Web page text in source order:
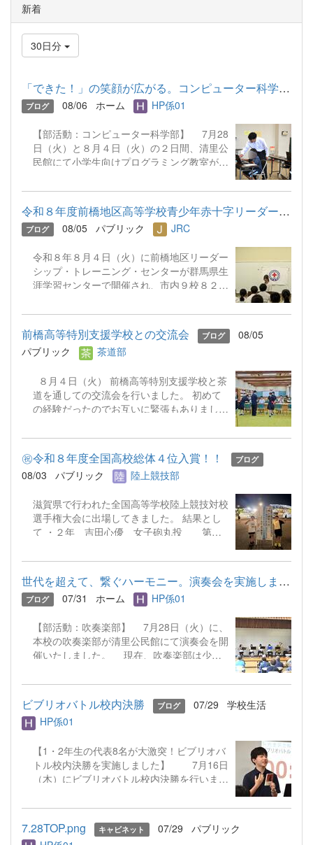
新着
30日分
「できた！」の笑顔が広がる。コンピューター科学部がサポートし...
ブログ 08/06 ホーム HP係01
【部活動：コンピューター科学部】 7月28
日（火）と８月４日（火）の２日間、清里公
民館にて小学生向けプログラミング教室が行
ちがボランティアスタッフとしてお手伝いを
してきました。 地区のパソコン指導者を
講師に、プログラミングソフトを使って簡単
なゲーム作りに挑戦。真剣な眼差しで取り組
とても頼もしく見えました。 地域のみな
さんとの温かい交流の機会をいただき、生徒
にとっても非常に貴重な経験となりました。
極的に行っていきます！ ☜ホームに戻る
令和８年度前橋地区高等学校青少年赤十字リーダーシップ・トレー...
ブログ 08/05 パブリック JRC
令和８年８月４日（火）に前橋地区リーダー
シップ・トレーニング・センターが群馬県生
涯学習センターで開催され、市内９校８２名
名、２年生４名の合計７名が出席しました。
今回は「幼児安全法」をテーマに、子どもに
起こりやすい事故とけがに対する応急手当に
ついて講義を受け、実技を学びました。今回
使って「手のひらのけが」「腕のけが」「頭
のけが」等の手当の仕方を学びました。本日
学んだことは自分の身を守るだけでなく、周
て復習をしておいてほしいと思いました。
前橋高等特別支援学校との交流会 ブログ
08/05
パブリック
茶道部
８月４日（火） 前橋高等特別支援学校と茶
道を通しての交流会を行いました。 初めて
の経験だったのでお互いに緊張もありました
方を体験してもらったりしながら、楽しく交
流することができました。
㊗️令和８年度全国高校総体４位入賞！！ ブログ
08/03 パブリック 陸上競技部
滋賀県で行われた全国高等学校陸上競技対校
選手権大会に出場してきました。 結果とし
て ・２年 吉田心優 女子砲丸投 第４
で入賞することができました。 予選の１投
目で自己記録を更新し、予選を通過。 決勝
でも２投目で自己記録を大幅に更新し、見事
４位入賞を果たしました。 試合前のランキ
し、２年生ながら全国大会の表彰台に立つこ
とができました。 今年のインターハイは、
暑熱対策ということでナイターゲームでの実
１時～と調整が難しい部分が多くありまし
た。そのような環境で自己記録を更新し、入
賞することができたのは、本人の日頃の成果
です。 まだ２年生という事で、今後の活躍
てきています。 今後とも前橋西高校陸上競
技部の応援をよろしくお願いします。
世代を超えて、繋ぐハーモニー。演奏会を実施しました！
ブログ 07/31 ホーム HP係01
【部活動：吹奏楽部】 7月28日（火）に、
本校の吹奏楽部が清里公民館にて演奏会を開
催いたしました。 現在、吹奏楽部は少人
に加わり、心を込めた音色をお届けしまし
た！ 演奏曲の中では、名曲「ふるさと」
や中島みゆきさんの「糸」を披露。地域の皆
さまも演奏に合わせて一緒に歌ってくださ
ました。 生徒たちにとっても、自分た
ちの音楽が地域の方々に届く喜びを実感でき
る大切な時間となりました。本校では、この
会を大切にしています。ご来場いただいた皆
さま、温かい拍手を本当にありがとうござい
ました！ ☜ホームに戻る
ビブリオバトル校内決勝 ブログ 07/29
学校生活
HP係01
【1・2年生の代表8名が大激突！ビブリオバ
トル校内決勝を実施しました】 7月16日
（木）にビブリオバトル校内決勝を行いまし
いたビブリオバトルを学校行事として初開
催！ 各クラスでの熱い予選を勝ち抜い
た、1年生4名・2年生4名の計8名のバトラー
7.28TOP.png キャビネット 07/29
パブリック